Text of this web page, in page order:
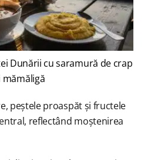
Dunării cu saramură de crap
mămăligă
peștele proaspăt și fructele
reflectând moștenirea